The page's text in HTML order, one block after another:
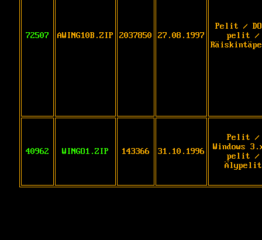
72507 AWING10B.ZIP 2037850 27.08.1997
Pelit /
pelit /
40962 WINGO1.ZIP 143366 31.10.1996
Pelit /
Windows
pelit /
Älypelit